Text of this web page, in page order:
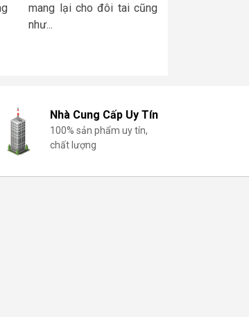
mang lại cho đôi tai cũng
như...
Nhà Cung Cấp Uy Tín
100% sản phẩm uy tín,
chất lượng